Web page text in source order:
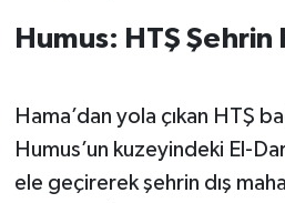
Humus: HTŞ Şehrin
Hama’dan yola çıkan HTŞ
Humus’un kuzeyindeki El-
ele geçirerek şehrin dış